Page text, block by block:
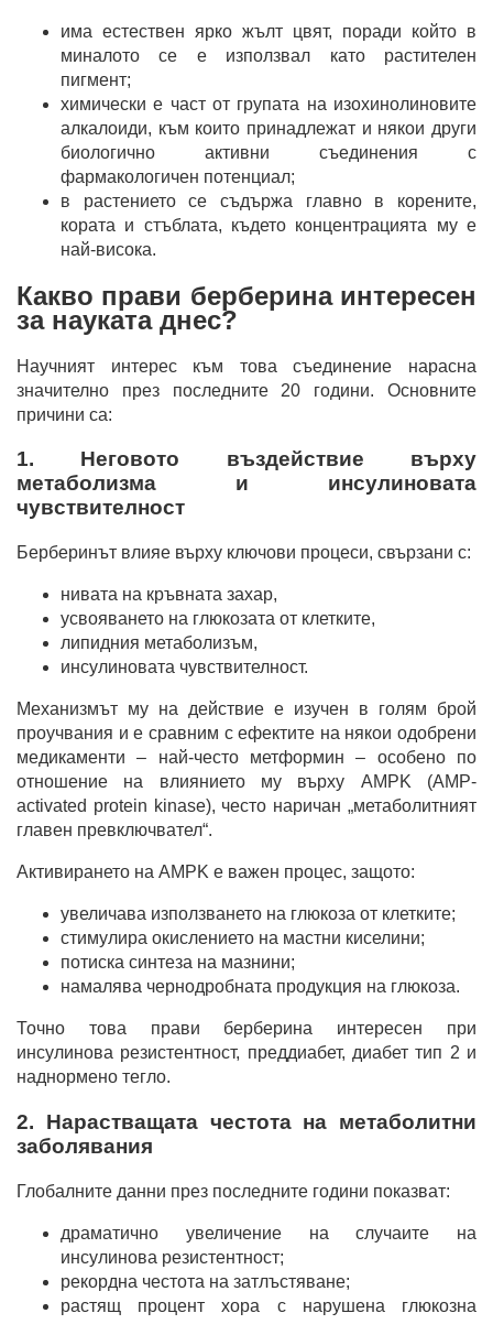
има естествен ярко жълт цвят, поради който в
миналото се е използвал като растителен
пигмент;
химически е част от групата на изохинолиновите
алкалоиди, към които принадлежат и някои други
биологично активни съединения с
фармакологичен потенциал;
в растението се съдържа главно в корените,
кората и стъблата, където концентрацията му е
най-висока.
Какво прави берберина интересен
за науката днес?
Научният интерес към това съединение нарасна
значително през последните 20 години. Основните
причини са:
1. Неговото въздействие върху
метаболизма и инсулиновата
чувствителност
Берберинът влияе върху ключови процеси, свързани с:
нивата на кръвната захар,
усвояването на глюкозата от клетките,
липидния метаболизъм,
инсулиновата чувствителност.
Механизмът му на действие е изучен в голям брой
проучвания и е сравним с ефектите на някои одобрени
медикаменти – най-често метформин – особено по
отношение на влиянието му върху AMPK (AMP-
activated protein kinase), често наричан „метаболитният
главен превключвател“.
Активирането на AMPK е важен процес, защото:
увеличава използването на глюкоза от клетките;
стимулира окислението на мастни киселини;
потиска синтеза на мазнини;
намалява чернодробната продукция на глюкоза.
Точно това прави берберина интересен при
инсулинова резистентност, преддиабет, диабет тип 2 и
наднормено тегло.
2. Нарастващата честота на метаболитни
заболявания
Глобалните данни през последните години показват:
драматично увеличение на случаите на
инсулинова резистентност;
рекордна честота на затлъстяване;
растящ процент хора с нарушена глюкозна